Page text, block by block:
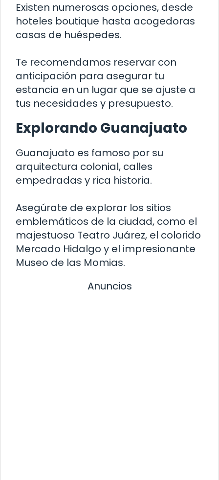
Existen numerosas opciones, desde
hoteles boutique hasta acogedoras
casas de huéspedes.
Te recomendamos reservar con
anticipación para asegurar tu
estancia en un lugar que se ajuste a
tus necesidades y presupuesto.
Explorando Guanajuato
Guanajuato es famoso por su
arquitectura colonial, calles
empedradas y rica historia.
Asegúrate de explorar los sitios
emblemáticos de la ciudad, como el
majestuoso Teatro Juárez, el colorido
Mercado Hidalgo y el impresionante
Museo de las Momias.
Anuncios